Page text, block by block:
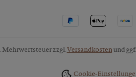
Mehrwertsteuer zzgl.Versandkostenund
Cookie-